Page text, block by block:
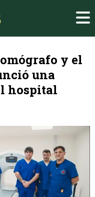
y el
una
hospital